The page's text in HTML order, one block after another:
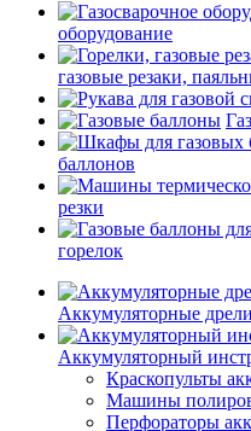
оборудование
газовые резаки,
баллонов
резки
горелок
Аккумуляторные
Аккумуляторный
Краскопульты
Машины
Перфораторы